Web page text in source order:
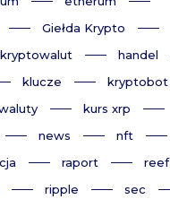
Giełda Krypto
kryptowalut
handel
klucze
kryptobot
kurs xrp
news
nft
raport
reef
ripple
sec